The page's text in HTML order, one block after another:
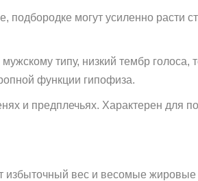
подбородке могут усиленно расти
типу, низкий тембр
функции гипофиза.
и предплечьях. Характерен для
избыточный вес и весомые